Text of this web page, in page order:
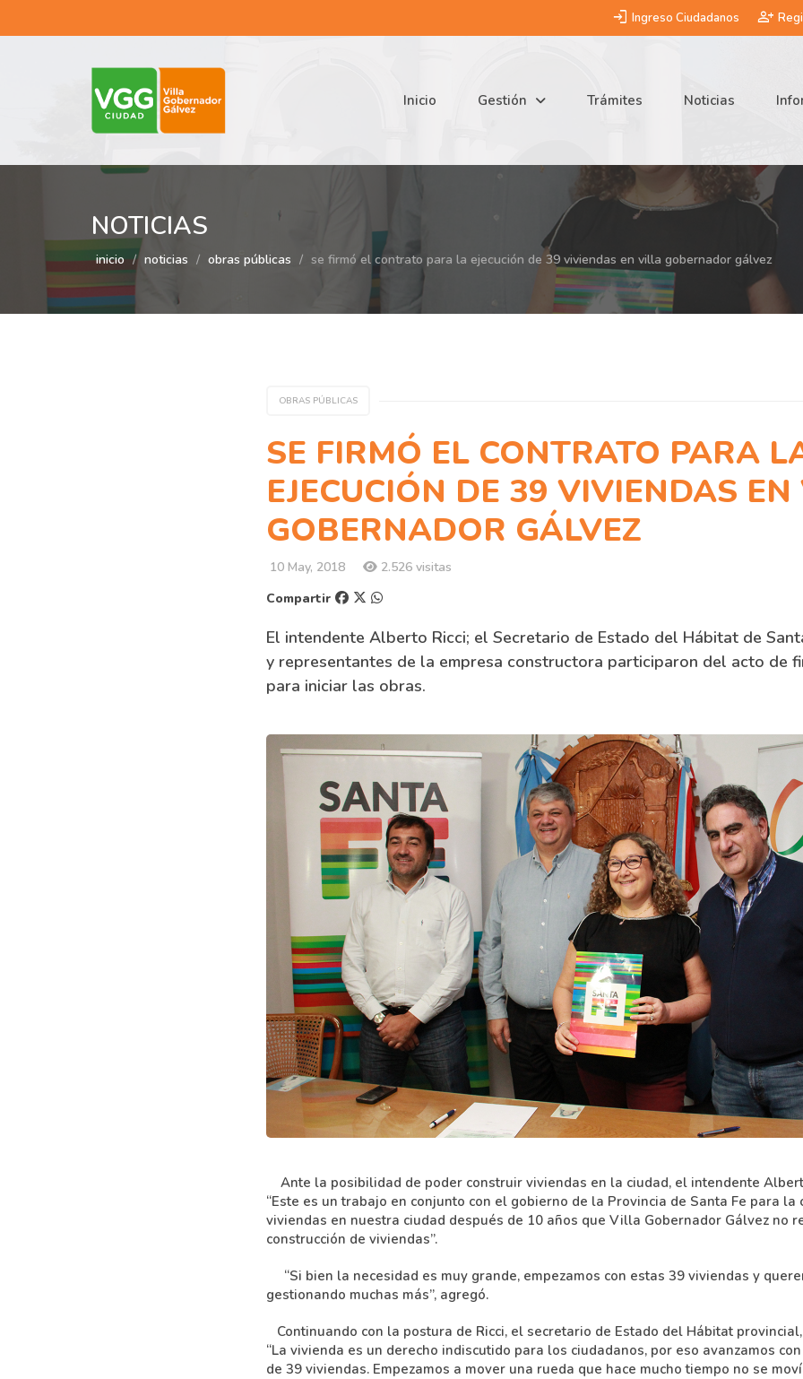
login Ingreso Ciudadanos person_add
Inicio Gestión Trámites Noticias
NOTICIAS
inicio noticias obras públicas se firmó el contrato para la ejecución de 39 viviendas en villa gobernador gálvez
OBRAS PÚBLICAS
SE FIRMÓ EL CONTRATO PARA
EJECUCIÓN DE 39 VIVIENDAS
GOBERNADOR GÁLVEZ
10 May, 2018
2.526 visitas
Compartir
El intendente Alberto Ricci; el Secretario de Estado del Hábitat de
y representantes de la empresa constructora participaron del acto de
para iniciar las obras.
Ante la posibilidad de poder construir viviendas en la ciudad, el intendente
“Este es un trabajo en conjunto con el gobierno de la Provincia de Santa Fe para la
viviendas en nuestra ciudad después de 10 años que Villa Gobernador Gálvez no
construcción de viviendas”.
“Si bien la necesidad es muy grande, empezamos con estas 39 viviendas y
gestionando muchas más”, agregó.
Continuando con la postura de Ricci, el secretario de Estado del Hábitat
“La vivienda es un derecho indiscutido para los ciudadanos, por eso avanzamos
de 39 viviendas. Empezamos a mover una rueda que hace mucho tiempo no se